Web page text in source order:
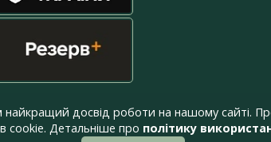
досвід роботи на нашому сайті.
cookie. Детальніше про політику